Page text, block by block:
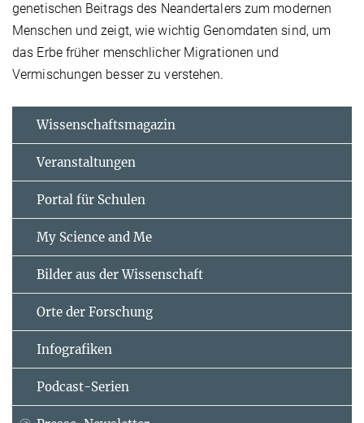
genetischen Beitrags des Neandertalers zum modernen
Menschen und zeigt, wie wichtig Genomdaten sind, um
das Erbe früher menschlicher Migrationen und
Vermischungen besser zu verstehen.
Wissenschaftsmagazin
Veranstaltungen
Portal für Schulen
My Science and Me
Bilder aus der Wissenschaft
Orte der Forschung
Infografiken
Podcast-Serien